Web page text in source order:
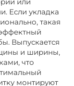
Если укладка
такая
Выпускается
и ширины,
что
монтируют